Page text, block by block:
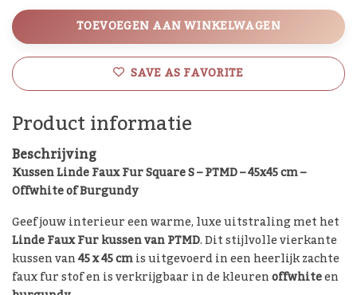
TOEVOEGEN AAN WINKELWAGEN
SAVE AS FAVORITE
Product informatie
Beschrijving
Kussen Linde Faux Fur Square S – PTMD – 45x45 cm –
Offwhite of Burgundy
Geef jouw interieur een warme, luxe uitstraling met het
Linde Faux Fur kussen van PTMD. Dit stijlvolle vierkante
kussen van45 x 45 cmis uitgevoerd in een heerlijk zachte
faux fur stof en is verkrijgbaar in de kleurenoffwhiteen